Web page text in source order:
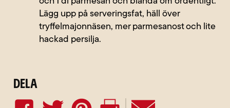
Lägg upp på serveringsfat, häll över
tryffelmajonnäsen, mer parmesanost och lite
hackad persilja.
Dela